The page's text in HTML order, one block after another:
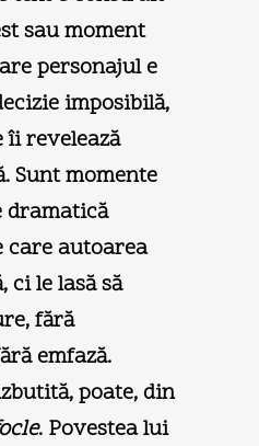
sau moment
personajul e
imposibilă,
îi revelează
Sunt momente
dramatică
care autoarea
ci le lasă să
fără
emfază.
poate, din
. Povestea lui